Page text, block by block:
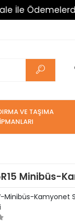
%3
VE TAŞIMA
Minibüs-
Minibüs-Kamyonet